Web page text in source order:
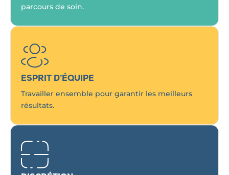
parcours de soin.
ESPRIT D’ÉQUIPE
Travailler ensemble pour garantir les meilleurs
résultats.